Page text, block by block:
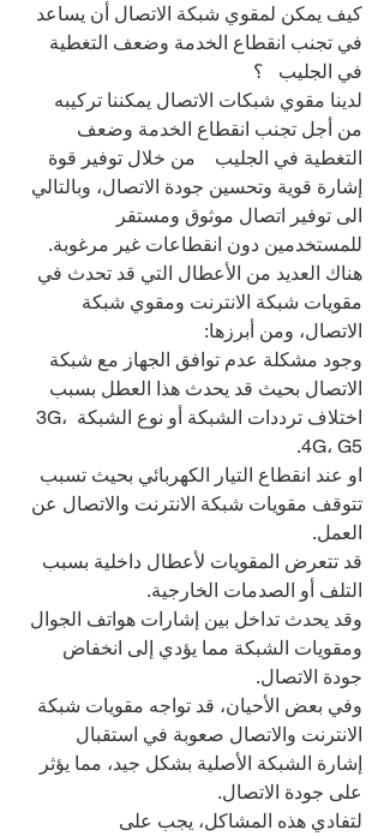
كيف يمكن لمقوي شبكة الاتصال أن يساعد
في تجنب انقطاع الخدمة وضعف التغطية
في الجليب   ؟
لدينا مقوي شبكات الاتصال يمكننا تركيبه
من أجل تجنب انقطاع الخدمة وضعف
التغطية في الجليب    من خلال توفير قوة
إشارة قوية وتحسين جودة الاتصال، وبالتالي
الى توفير اتصال موثوق ومستقر
للمستخدمين دون انقطاعات غير مرغوبة.
هناك العديد من الأعطال التي قد تحدث في
مقويات شبكة الانترنت ومقوي شبكة
الاتصال، ومن أبرزها:
وجود مشكلة عدم توافق الجهاز مع شبكة
الاتصال بحيث قد يحدث هذا العطل بسبب
اختلاف ترددات الشبكة أو نوع الشبكة 3G،
4G، G5.
او عند انقطاع التيار الكهربائي بحيث تسبب
تتوقف مقويات شبكة الانترنت والاتصال عن
العمل.
قد تتعرض المقويات لأعطال داخلية بسبب
التلف أو الصدمات الخارجية.
وقد يحدث تداخل بين إشارات هواتف الجوال
ومقويات الشبكة مما يؤدي إلى انخفاض
جودة الاتصال.
وفي بعض الأحيان، قد تواجه مقويات شبكة
الانترنت والاتصال صعوبة في استقبال
إشارة الشبكة الأصلية بشكل جيد، مما يؤثر
على جودة الاتصال.
لتفادي هذه المشاكل، يجب على